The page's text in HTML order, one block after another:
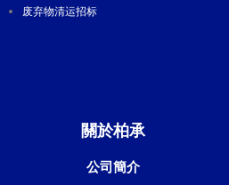
废弃物清运招标
關於柏承
公司簡介